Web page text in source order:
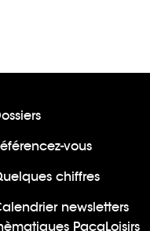
vous
chiffres
newsletters
PacaLoisirs